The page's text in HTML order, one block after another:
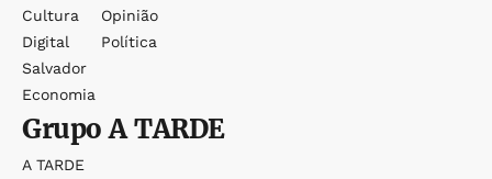
Cultura
Digital
Salvador
Economia
Opinião
Política
GrupoA TARDE
A TARDE